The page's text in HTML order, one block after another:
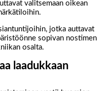
valitsemaan oikean
jotka auttavat
sopivan nostimen
osalta.
laadukkaan